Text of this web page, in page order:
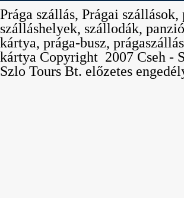
Prága szállás, Prágai
szálláshelyek, szállodák,
kártya, prága-busz,
kártya Copyright  2007 Cseh
Szlo Tours Bt. előzetes